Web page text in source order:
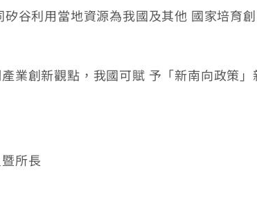
谷利用當地資源為我國及其他 國家培育
創新觀點，我國可賦 予「新南向政策」
所長